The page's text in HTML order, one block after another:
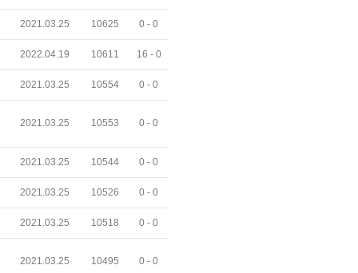
2021.03.25 10625 0 - 0
2022.04.19 10611 16 - 0
2021.03.25 10554 0 - 0
2021.03.25 10553 0 - 0
2021.03.25 10544 0 - 0
2021.03.25 10526 0 - 0
2021.03.25 10518 0 - 0
2021.03.25 10495 0 - 0